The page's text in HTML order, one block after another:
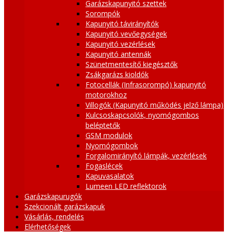
Garázskapunyitó szettek
Sorompók
Kapunyitó távirányítók
Kapunyitó vevőegységek
Kapunyitó vezérlések
Kapunyitó antennák
Szünetmentesítő kiegésztők
Zsákgarázs kioldók
Fotocellák (Infrasorompó) kapunyitó
motorokhoz
Villogók (Kapunyitó működés jelző lámpa)
Kulcsoskapcsolók, nyomógombos
beléptetők
GSM modulok
Nyomógombok
Forgalomirányító lámpák, vezérlések
Fogaslécek
Kapuvasalatok
Lumeen LED reflektorok
Garázskapurugók
Szekcionált garázskapuk
Vásárlás, rendelés
Elérhetőségek